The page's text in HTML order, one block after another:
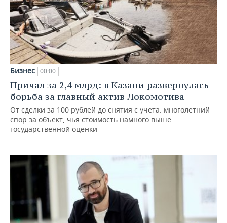
Бизнес 00:00
Причал за 2,4 млрд: в Казани развернулась
борьба за главный актив Локомотива
От сделки за 100 рублей до снятия с учета: многолетний
спор за объект, чья стоимость намного выше
государственной оценки